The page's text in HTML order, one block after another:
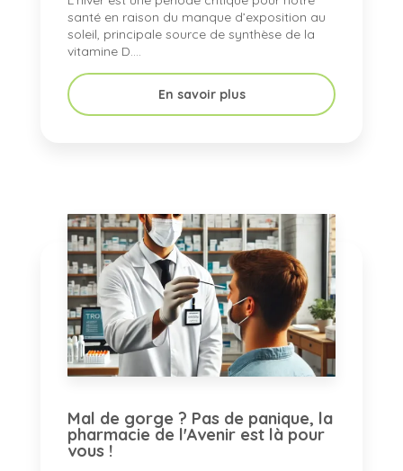
santé en raison du manque d’exposition au
soleil, principale source de synthèse de la
vitamine D....
En savoir plus
Mal de gorge ? Pas de panique, la
pharmacie de l'Avenir est là pour
vous !